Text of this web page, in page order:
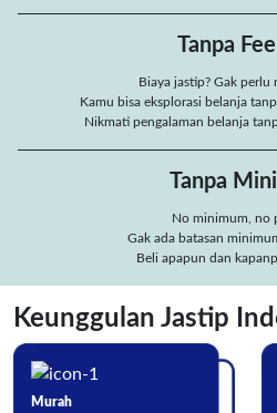
Tanpa
Biaya jastip? Gak perlu
Kamu bisa eksplorasi belanja
Nikmati pengalaman belanja
Tanpa
No minimum, no
Gak ada batasan
Beli apapun dan
Keunggulan Jastip
Murah